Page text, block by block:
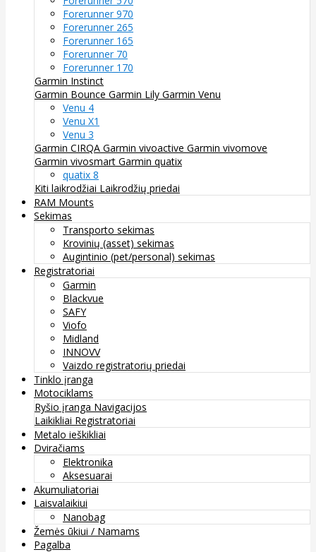
Forerunner 970
Forerunner 265
Forerunner 165
Forerunner 70
Forerunner 170
Garmin Instinct
Garmin Bounce Garmin Lily Garmin Venu
Venu 4
Venu X1
Venu 3
Garmin CIRQA Garmin vivoactive Garmin vivomove
Garmin vivosmart Garmin quatix
quatix 8
Kiti laikrodžiai Laikrodžių priedai
RAM Mounts
Sekimas
Transporto sekimas
Krovinių (asset) sekimas
Augintinio (pet/personal) sekimas
Registratoriai
Garmin
Blackvue
SAFY
Viofo
Midland
INNOVV
Vaizdo registratorių priedai
Tinklo įranga
Motociklams
Ryšio įranga Navigacijos
Laikikliai Registratoriai
Metalo ieškikliai
Dviračiams
Elektronika
Aksesuarai
Akumuliatoriai
Laisvalaikiui
Nanobag
Žemės ūkiui / Namams
Pagalba